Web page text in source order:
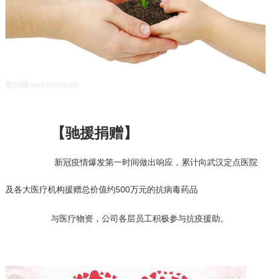
【驰援捐赠】
新冠疫情爆发第一时间做出响应，累计向武汉定点医院
及各大医疗机构援赠总价值约500万元的抗病毒药品
与医疗物资，公司各层员工积极参与抗疫援助。